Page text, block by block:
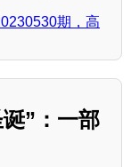
期，高
”：一部